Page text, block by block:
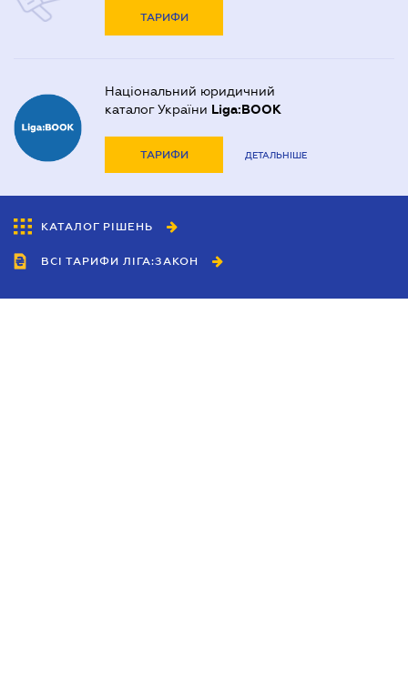
ТАРИФИ
Національний юридичний
каталог України Liga:BOOK
ТАРИФИ ДЕТАЛЬНІШЕ
КАТАЛОГ РІШЕНЬ
ВСІ ТАРИФИ ЛІГА:ЗАКОН